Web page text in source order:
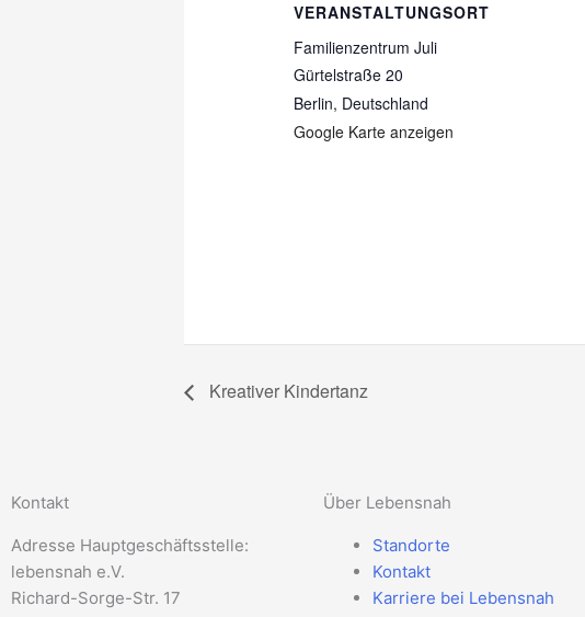
VERANSTALTUNGSORT
Familienzentrum Juli
Gürtelstraße 20
Berlin, Deutschland
Google Karte anzeigen
Kreativer Kindertanz
Kontakt
Adresse Hauptgeschäftsstelle:
lebensnah e.V.
Richard-Sorge-Str. 17
Über Lebensnah
Standorte
Kontakt
Karriere bei Lebensnah